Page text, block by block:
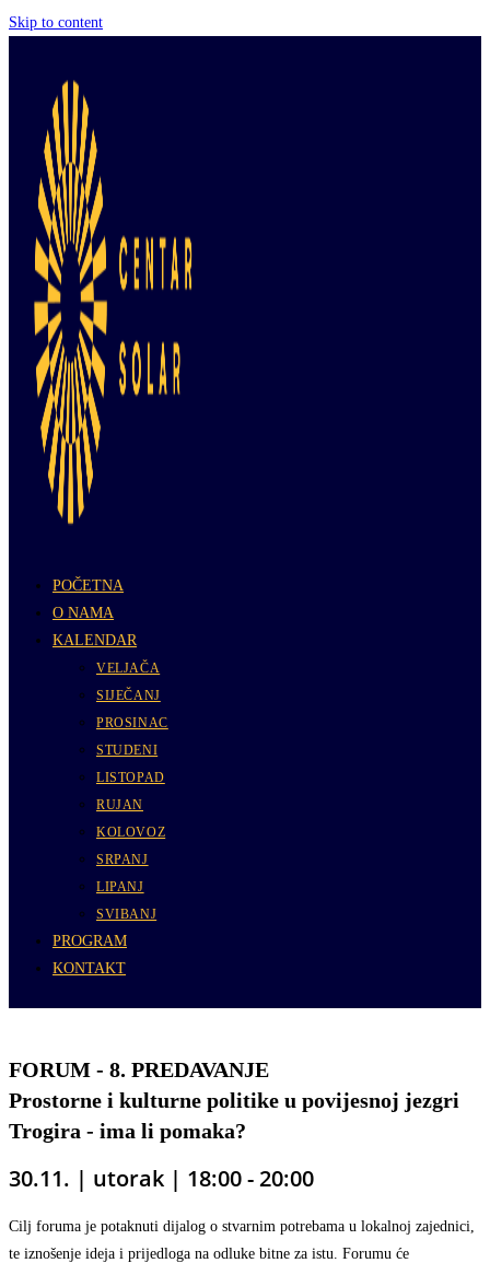
Skip to content
POČETNA
O NAMA
KALENDAR
VELJAČA
SIJEČANJ
PROSINAC
STUDENI
LISTOPAD
RUJAN
KOLOVOZ
SRPANJ
LIPANJ
SVIBANJ
PROGRAM
KONTAKT
FORUM - 8. PREDAVANJE
Prostorne i kulturne politike u povijesnoj jezgri
Trogira - ima li pomaka?
30.11. | utorak | 18:00 - 20:00
Cilj foruma je potaknuti dijalog o stvarnim potrebama u lokalnoj zajednici,
te iznošenje ideja i prijedloga na odluke bitne za istu. Forumu će